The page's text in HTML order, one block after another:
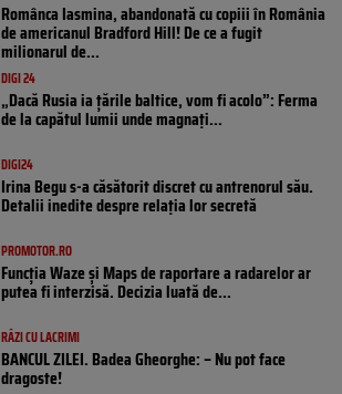
Românca Iasmina, abandonată cu copiii în România
de americanul Bradford Hill! De ce a fugit
milionarul de...
DIGI 24
„Dacă Rusia ia țările baltice, vom fi acolo”: Ferma
de la capătul lumii unde magnați...
DIGI24
Irina Begu s-a căsătorit discret cu antrenorul său.
Detalii inedite despre relația lor secretă
PROMOTOR.RO
Funcția Waze și Maps de raportare a radarelor ar
putea fi interzisă. Decizia luată de...
RÂZI CU LACRIMI
BANCUL ZILEI. Badea Gheorghe: – Nu pot face
dragoste!